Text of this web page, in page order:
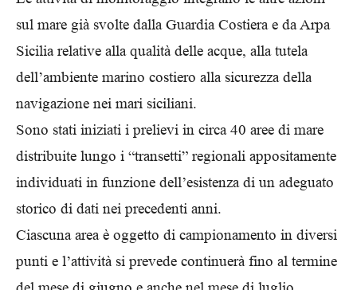
sul mare già svolte dalla Guardia Costiera e da Arpa
Sicilia relative alla qualità delle acque, alla tutela
dell’ambiente marino costiero alla sicurezza della
navigazione nei mari siciliani.
Sono stati iniziati i prelievi in circa 40 aree di mare
distribuite lungo i “transetti” regionali appositamente
individuati in funzione dell’esistenza di un adeguato
storico di dati nei precedenti anni.
Ciascuna area è oggetto di campionamento in diversi
punti e l’attività si prevede continuerà fino al termine